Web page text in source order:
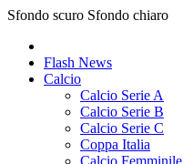
Sfondo scuro Sfondo chiaro
Flash News
Calcio
Calcio Serie A
Calcio Serie B
Calcio Serie C
Coppa Italia
Calcio Femminile